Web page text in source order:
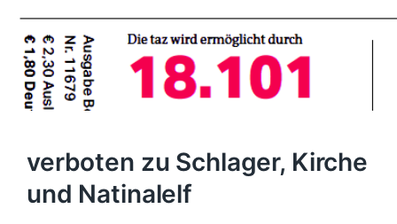
verboten zu Schlager, Kirche
und Natinalelf